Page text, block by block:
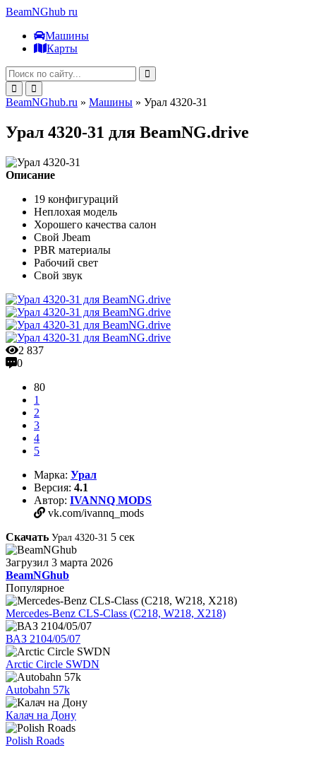
BeamNGhub ru
Машины
Карты
BeamNGhub.ru » Машины » Урал 4320-31
Урал 4320-31 для BeamNG.drive
Описание
19 конфигураций
Неплохая модель
Хорошего качества салон
Свой Jbeam
PBR материалы
Рабочий свет
Свой звук
2 837
0
80
1
2
3
4
5
Марка: Урал
Версия: 4.1
Автор: IVANNQ MODS
vk.com/ivannq_mods
Скачать Урал 4320-31 5 сек
Загрузил 3 марта 2026
BeamNGhub
Популярное
Mercedes-Benz CLS-Class (C218, W218, X218)
ВАЗ 2104/05/07
Arctic Circle SWDN
Autobahn 57k
Калач на Дону
Polish Roads